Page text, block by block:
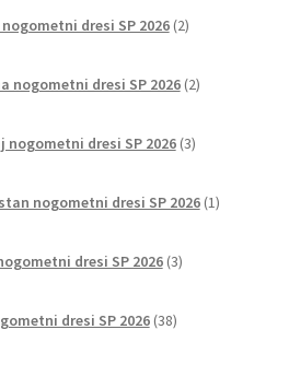
dresi SP 2026 2izdelka
nogometni dresi SP 2026 2izdelka
nogometni dresi SP 2026 3izdelki
nogometni dresi SP 2026 1izdelek
dresi SP 2026 3izdelki
dresi SP 2026 38izdelkov